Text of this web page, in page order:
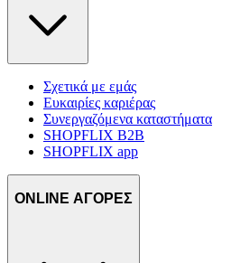
Σχετικά με εμάς
Ευκαιρίες καριέρας
Συνεργαζόμενα καταστήματα
SHOPFLIX B2B
SHOPFLIX app
ONLINE ΑΓΟΡΕΣ